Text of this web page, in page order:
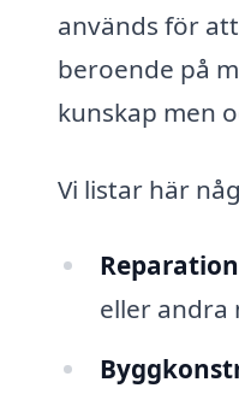
används för
beroende på
kunskap men
Vi listar här
eller andra